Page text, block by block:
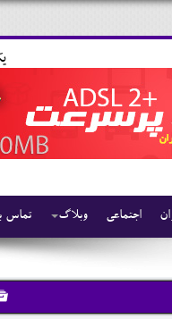
تماس وبلاگ اجتماعی